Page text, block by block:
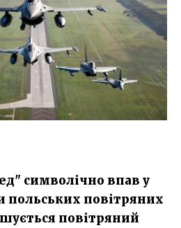
символічно впав у
польських повітряних
повітряний